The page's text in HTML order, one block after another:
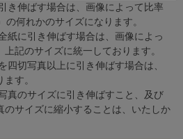
き伸ばす場合は、画像によって比率
何れかのサイズになります。
紙に引き伸ばす場合は、画像によっ
記のサイズに統一しております。
切写真以上に引き伸ばす場合は、
す。
真のサイズに引き伸ばすこと、及び
のサイズに縮小することは、いたしか